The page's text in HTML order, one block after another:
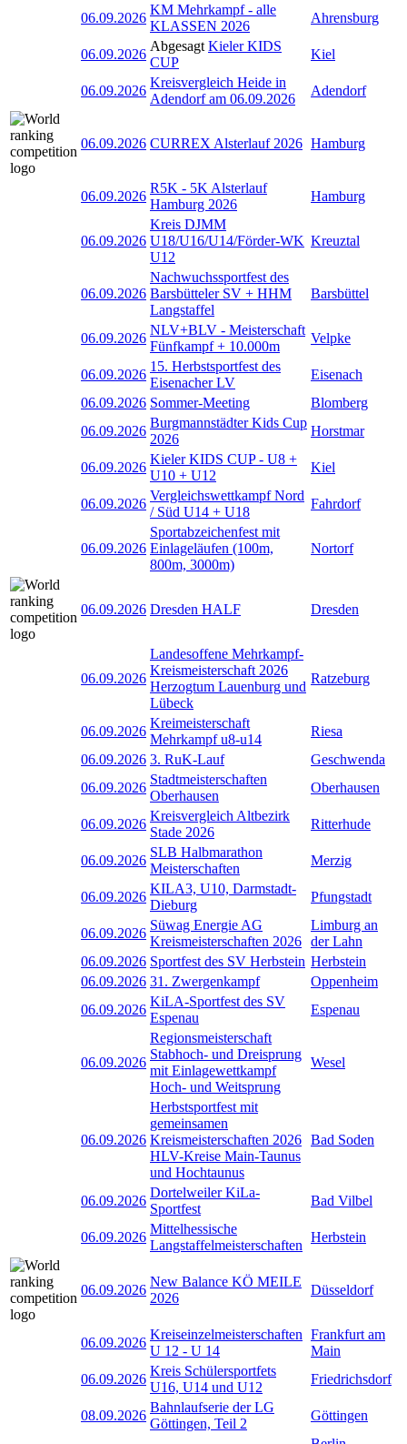
06.09.2026
KM Mehrkampf - alle
KLASSEN 2026
Ahrensburg
06.09.2026
Abgesagt Kieler KIDS
CUP
Kiel
06.09.2026
Kreisvergleich Heide in
Adendorf am 06.09.2026
Adendorf
06.09.2026 CURREX Alsterlauf 2026 Hamburg
06.09.2026
R5K - 5K Alsterlauf
Hamburg 2026
Hamburg
06.09.2026
Kreis DJMM
U18/U16/U14/Förder-WK
U12
Kreuztal
06.09.2026
Nachwuchssportfest des
Barsbütteler SV + HHM
Langstaffel
Barsbüttel
06.09.2026
NLV+BLV - Meisterschaft
Fünfkampf + 10.000m
Velpke
06.09.2026
15. Herbstsportfest des
Eisenacher LV
Eisenach
06.09.2026 Sommer-Meeting
Blomberg
06.09.2026
Burgmannstädter Kids Cup
2026
Horstmar
06.09.2026
Kieler KIDS CUP - U8 +
U10 + U12
Kiel
06.09.2026
Vergleichswettkampf Nord
/ Süd U14 + U18
Fahrdorf
06.09.2026
Sportabzeichenfest mit
Einlageläufen (100m,
800m, 3000m)
Nortorf
06.09.2026 Dresden HALF Dresden
06.09.2026
Landesoffene Mehrkampf-
Kreismeisterschaft 2026
Herzogtum Lauenburg und
Lübeck
Ratzeburg
06.09.2026
Kreimeisterschaft
Mehrkampf u8-u14
Riesa
06.09.2026 3. RuK-Lauf
Geschwenda
06.09.2026
Stadtmeisterschaften
Oberhausen
Oberhausen
06.09.2026
Kreisvergleich Altbezirk
Stade 2026
Ritterhude
06.09.2026
SLB Halbmarathon
Meisterschaften
Merzig
06.09.2026
KILA3, U10, Darmstadt-
Dieburg
Pfungstadt
06.09.2026
Süwag Energie AG
Kreismeisterschaften 2026
Limburg an
der Lahn
06.09.2026 Sportfest des SV Herbstein Herbstein
06.09.2026 31. Zwergenkampf
Oppenheim
06.09.2026
KiLA-Sportfest des SV
Espenau
Espenau
06.09.2026
Regionsmeisterschaft
Stabhoch- und Dreisprung
mit Einlagewettkampf
Hoch- und Weitsprung
Wesel
06.09.2026
Herbstsportfest mit
gemeinsamen
Kreismeisterschaften 2026
HLV-Kreise Main-Taunus
und Hochtaunus
Bad Soden
06.09.2026
Dortelweiler KiLa-
Sportfest
Bad Vilbel
06.09.2026
Mittelhessische
Langstaffelmeisterschaften
Herbstein
06.09.2026
New Balance KÖ MEILE
2026
Düsseldorf
06.09.2026
Kreiseinzelmeisterschaften
U 12 - U 14
Frankfurt am
Main
06.09.2026
Kreis Schülersportfets
U16, U14 und U12
Friedrichsdorf
08.09.2026
Bahnlaufserie der LG
Göttingen, Teil 2
Göttingen